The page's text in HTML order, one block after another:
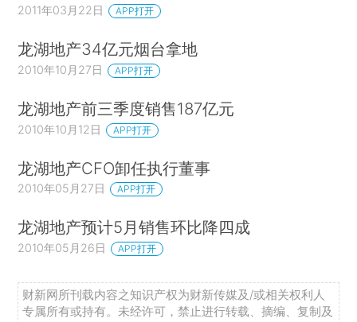
2011年03月22日 APP打开
龙湖地产34亿元烟台拿地
2010年10月27日 APP打开
龙湖地产前三季度销售187亿元
2010年10月12日 APP打开
龙湖地产CFO卸任执行董事
2010年05月27日 APP打开
龙湖地产预计5月销售环比降四成
2010年05月26日 APP打开
财新网所刊载内容之知识产权为财新传媒及/或相关权利人
专属所有或持有。未经许可，禁止进行转载、摘编、复制及